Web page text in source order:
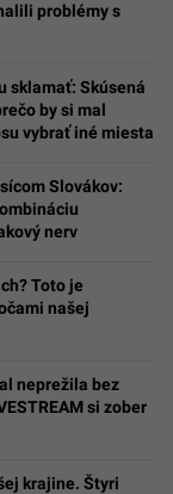
problémy s
sklamať: Skúsená
by si mal
vybrať iné miesta
Slovákov:
nerv
Toto je
našej
neprežila bez
si zober
krajine. Štyri